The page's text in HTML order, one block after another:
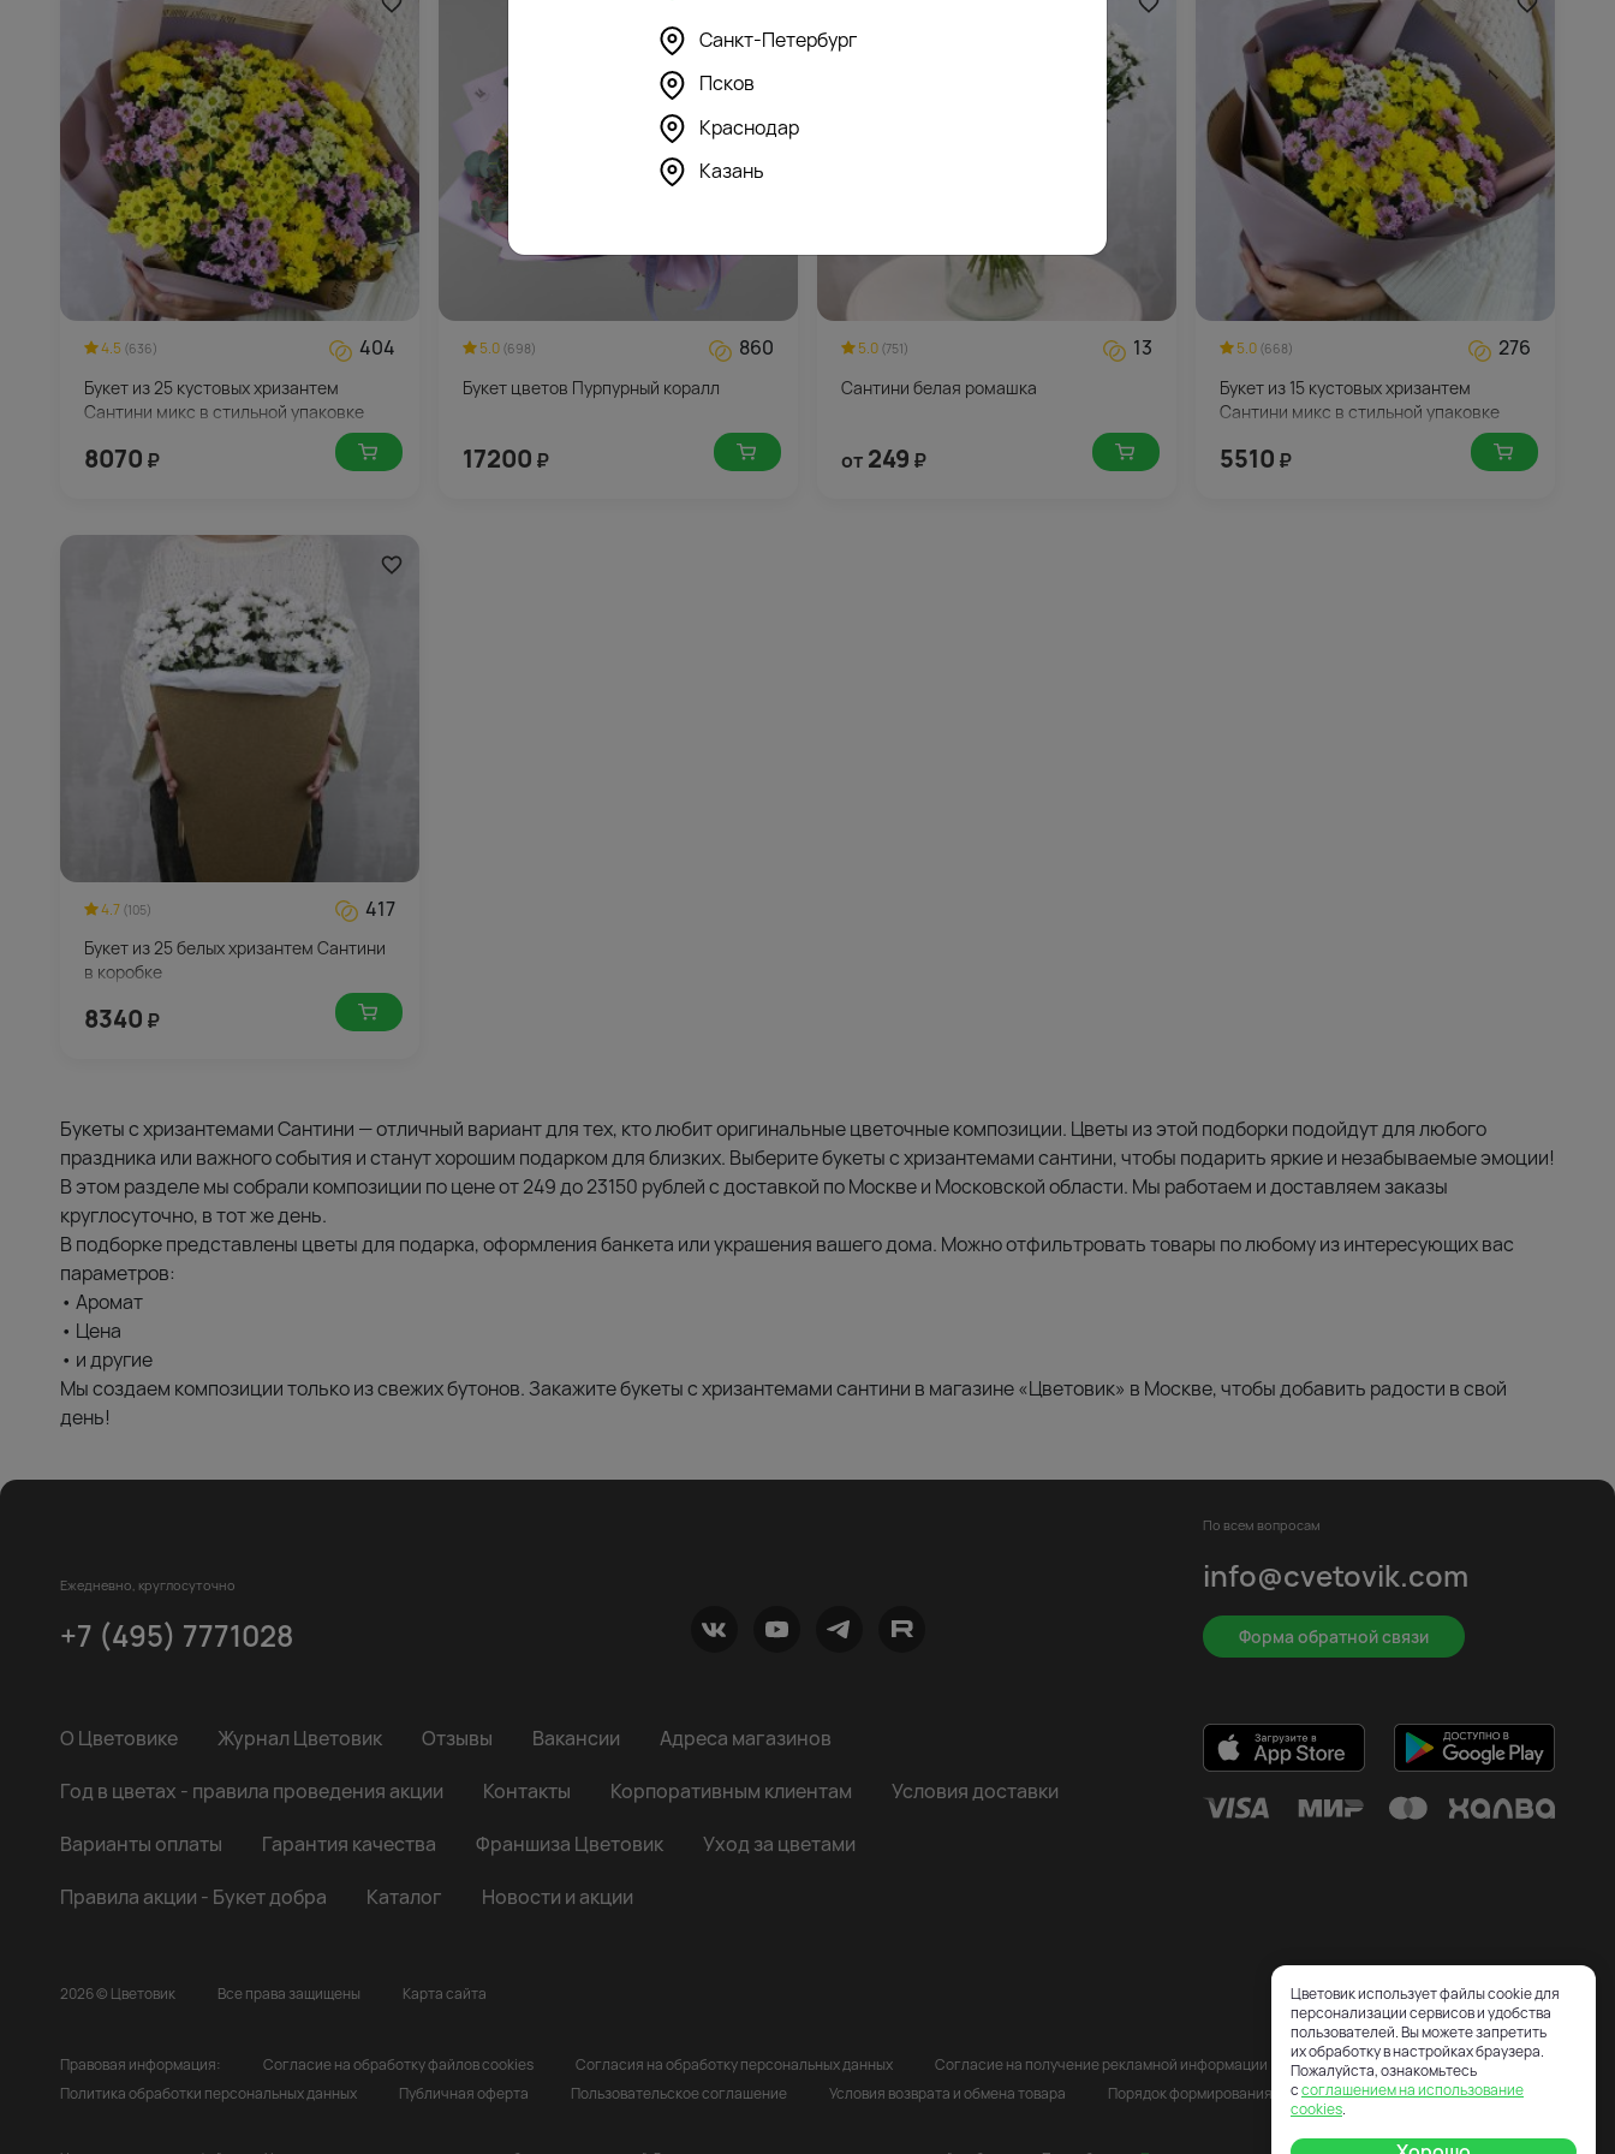
4.5 (636) 404
Букет из 25 кустовых хризантем
Сантини микс в стильной упаковке
8070 ₽
5.0 (698) 860
Букет цветов Пурпурный коралл
17200 ₽
5.0 (751) 13
Сантини белая ромашка
от 249 ₽
5.0 (668) 276
Букет из 15 кустовых хризантем
Сантини микс в стильной упаковке
5510 ₽
4.7 (105) 417
Букет из 25 белых хризантем Сантини
в коробке
8340 ₽
Букеты с хризантемами Сантини — отличный вариант для тех, кто любит оригинальные цветочные композиции. Цветы из этой подборки подойдут для любого
праздника или важного события и станут хорошим подарком для близких. Выберите букеты с хризантемами сантини, чтобы подарить яркие и незабываемые эмоции!
В этом разделе мы собрали композиции по цене от 249 до 23150 рублей с доставкой по Москве и Московской области. Мы работаем и доставляем заказы
круглосуточно, в тот же день.
В подборке представлены цветы для подарка, оформления банкета или украшения вашего дома. Можно отфильтровать товары по любому из интересующих вас
параметров:
• Аромат
• Цена
• и другие
Мы создаем композиции только из свежих бутонов. Закажите букеты с хризантемами сантини в магазине «Цветовик» в Москве, чтобы добавить радости в свой
день!
Ежедневно, круглосуточно
+7 (495) 7771028
По всем вопросам
info@cvetovik.com
Форма обратной связи
О Цветовике Журнал Цветовик Отзывы Вакансии
Адреса магазинов
Год в цветах - правила проведения акции
Контакты Корпоративным клиентам
Условия доставки
Варианты оплаты
Гарантия качества Франшиза Цветовик
Уход за цветами
Правила акции - Букет добра
Каталог Новости и акции
2026 © Цветовик Все права защищены Карта сайта
Правовая информация: Согласие на обработку файлов cookies Согласия на обработку персональных данных
Согласие на получение рекламной информации
Политика обработки персональных данных
Публичная оферта Пользовательское соглашение Условия возврата и обмена товара Порядок формирования Сервисного сбора
Санкт-Петербург
Псков
Краснодар
Казань
Цветовик использует файлы cookie для
персонализации сервисов и удобства
пользователей. Вы можете запретить
их обработку в настройках браузера.
Пожалуйста, ознакомьтесь
ссоглашением на использование
cookies.